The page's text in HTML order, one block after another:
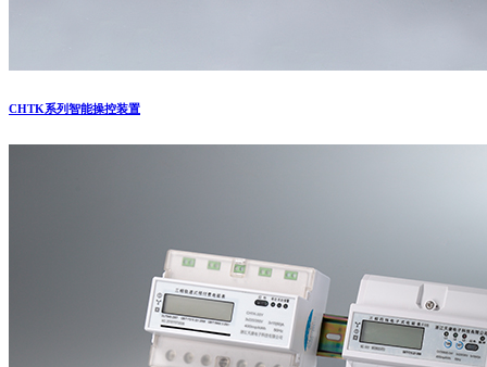
CHTK系列智能操控装置